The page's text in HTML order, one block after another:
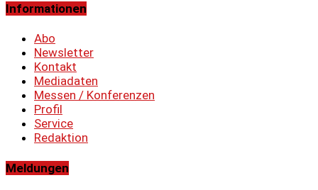
Informationen
Abo
Newsletter
Kontakt
Mediadaten
Messen / Konferenzen
Profil
Service
Redaktion
Meldungen